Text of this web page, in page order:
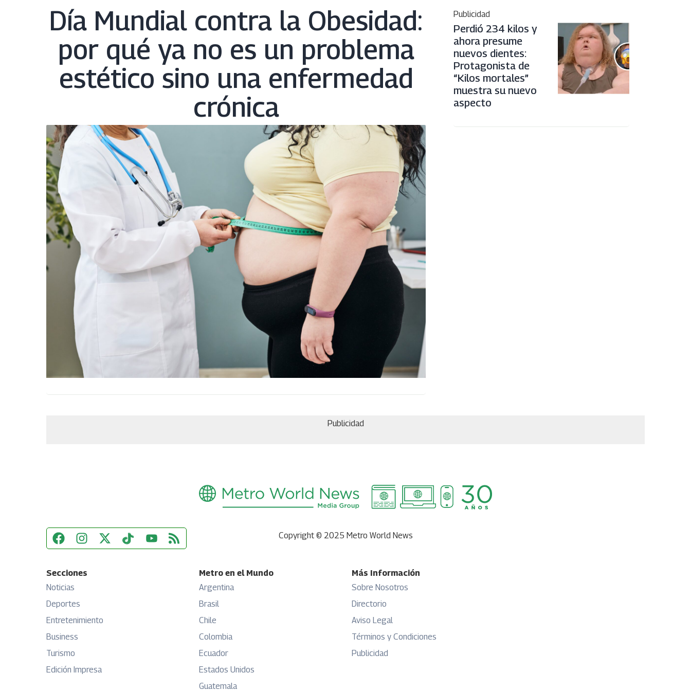
Día Mundial contra la Obesidad:
por qué ya no es un problema
estético sino una enfermedad
crónica
Publicidad
Perdió 234 kilos y
ahora presume
nuevos dientes:
Protagonista de
“Kilos mortales”
muestra su nuevo
aspecto
Publicidad
Copyright © 2025 Metro World News
Secciones
Noticias
Deportes
Entretenimiento
Business
Turismo
Edición Impresa
Metro en el Mundo
Argentina
Brasil
Chile
Colombia
Ecuador
Estados Unidos
Guatemala
Más Información
Sobre Nosotros
Directorio
Aviso Legal
Términos y Condiciones
Publicidad